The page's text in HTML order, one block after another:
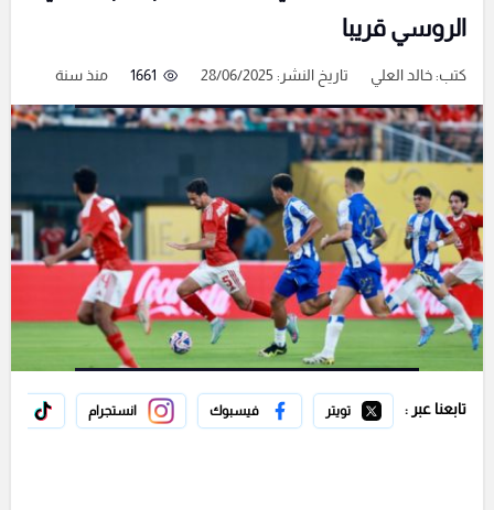
الروسي قريبا
كتب:خالد العلي تاريخ النشر: 28/06/2025 1661 منذ سنة
تابعنا عبر : تويتر فيسبوك انستجرام